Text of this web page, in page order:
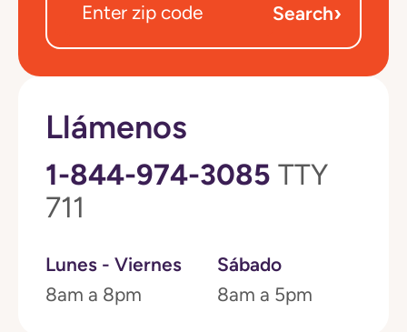
Search›
Llámenos
1-844-974-3085 TTY
711
Lunes - Viernes
8am a 8pm
Sábado
8am a 5pm